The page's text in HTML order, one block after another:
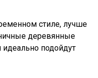
стиле, лучше
деревянные
подойдут